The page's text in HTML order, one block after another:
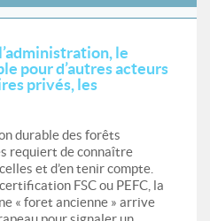
le
pour d’autres acteurs
privés, les
durable des forêts
requiert de connaître
et d’en tenir compte.
FSC ou PEFC, la
« foret ancienne » arrive